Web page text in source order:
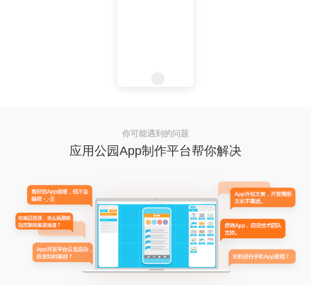
你可能遇到的问题
应用公园App制作平台帮你解决